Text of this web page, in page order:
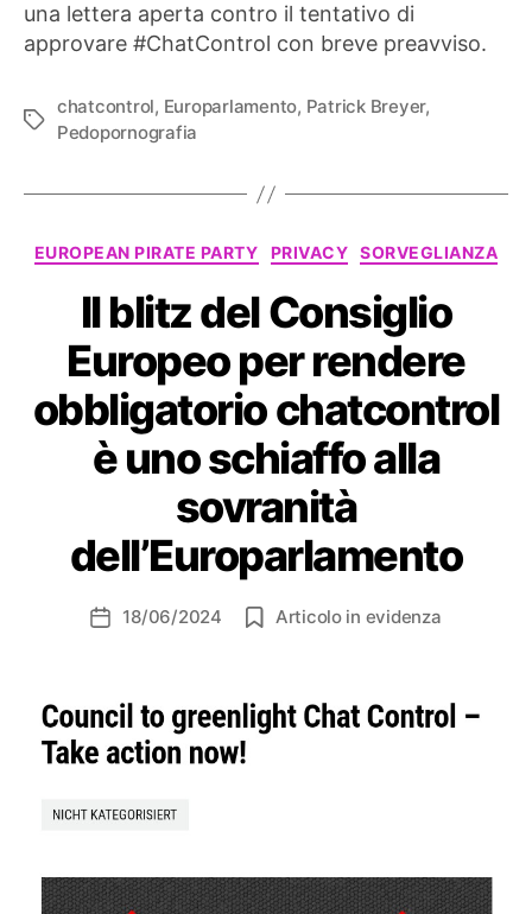
una lettera aperta contro il tentativo di
approvare #ChatControl con breve preavviso.
Tag
chatcontrol, Europarlamento, Patrick Breyer,
Pedopornografia
Categorie
EUROPEAN PIRATE PARTY PRIVACY SORVEGLIANZA
Il blitz del Consiglio
Europeo per rendere
obbligatorio chatcontrol
è uno schiaffo alla
sovranità
dell’Europarlamento
Data18/06/2024 Articolo in evidenza